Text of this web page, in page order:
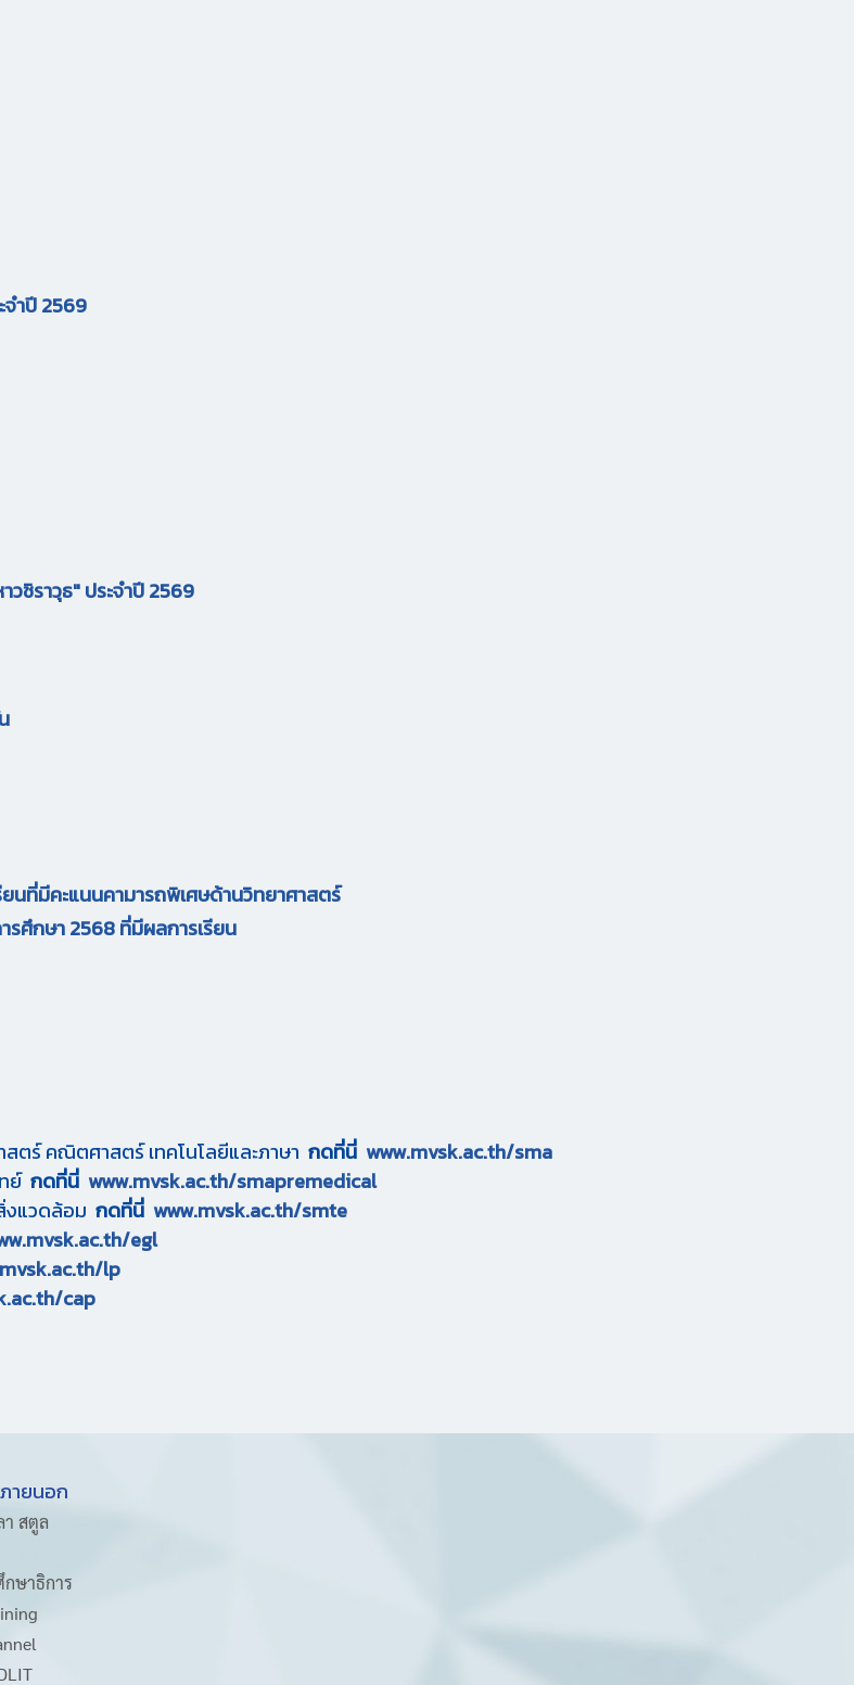
จำปี 2569
วชิราวุธ" ประจำปี 2569
นที่มีคะแนนคามารถพิเศษด้านวิทยาศาสตร์
ศึกษา 2568 ที่มีผลการเรียน
ตร์ คณิตศาสตร์ เทคโนโลยีและภาษา กดที่นี่ www.mvsk.ac.th/sma
ย์ กดที่นี่ www.mvsk.ac.th/smapremedical
งแวดล้อม กดที่นี่ www.mvsk.ac.th/smte
egl
lp
cap
ายนอก
สตูล
กษาธิการ